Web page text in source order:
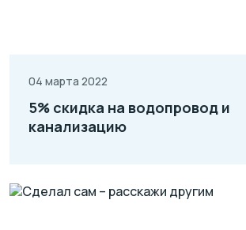
04 марта 2022
5% скидка на водопровод и
канализацию